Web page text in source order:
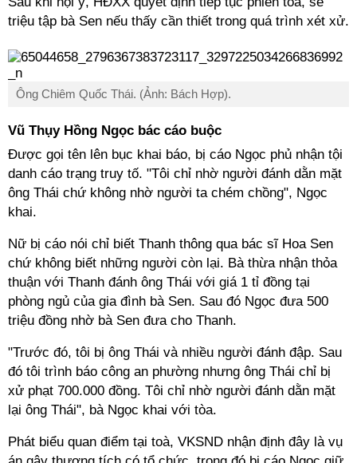
triệu tập bà Sen nếu thấy cần thiết trong quá trình xét xử.
Ông Chiêm Quốc Thái. (Ảnh: Bách Hợp).
Vũ Thụy Hồng Ngọc bác cáo buộc
Được gọi tên lên bục khai báo, bị cáo Ngọc phủ nhận tội
danh cáo trạng truy tố. "Tôi chỉ nhờ người đánh dằn mặt
ông Thái chứ không nhờ người ta chém chồng", Ngọc
khai.
Nữ bị cáo nói chỉ biết Thanh thông qua bác sĩ Hoa Sen
chứ không biết những người còn lại. Bà thừa nhận thỏa
thuận với Thanh đánh ông Thái với giá 1 tỉ đồng tại
phòng ngủ của gia đình bà Sen. Sau đó Ngọc đưa 500
triệu đồng nhờ bà Sen đưa cho Thanh.
"Trước đó, tôi bị ông Thái và nhiều người đánh đập. Sau
đó tôi trình báo công an phường nhưng ông Thái chỉ bị
xử phạt 700.000 đồng. Tôi chỉ nhờ người đánh dằn mặt
lại ông Thái", bà Ngọc khai với tòa.
Phát biểu quan điểm tại toà, VKSND nhận định đây là vụ